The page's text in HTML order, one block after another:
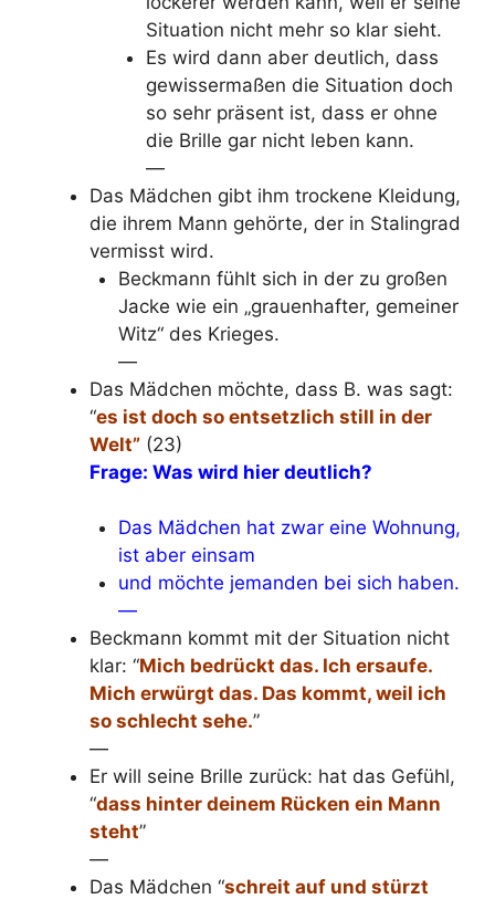
Situation nicht mehr so klar sieht.
Es wird dann aber deutlich, dass
gewissermaßen die Situation doch
so sehr präsent ist, dass er ohne
die Brille gar nicht leben kann.
—
Das Mädchen gibt ihm trockene Kleidung,
die ihrem Mann gehörte, der in Stalingrad
vermisst wird.
Beckmann fühlt sich in der zu großen
Jacke wie ein „grauenhafter, gemeiner
Witz“ des Krieges.
—
Das Mädchen möchte, dass B. was sagt:
“es ist doch so entsetzlich still in der
Welt” (23)
Frage: Was wird hier deutlich?
Das Mädchen hat zwar eine Wohnung,
ist aber einsam
und möchte jemanden bei sich haben.
—
Beckmann kommt mit der Situation nicht
klar: “Mich bedrückt das. Ich ersaufe.
Mich erwürgt das. Das kommt, weil ich
so schlecht sehe.”
—
Er will seine Brille zurück: hat das Gefühl,
“dass hinter deinem Rücken ein Mann
steht”
—
Das Mädchen “schreit auf und stürzt